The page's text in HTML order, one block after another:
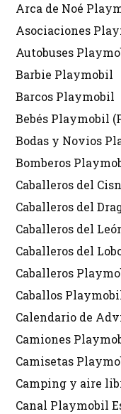
Arca de Noé
Asociaciones
Autobuses
Barbie Playmobil
Barcos Playmobil
Bebés Playmobil
Bodas y Novios
Bomberos
Caballeros del
Caballeros del
Caballeros del
Caballeros del
Caballeros
Caballos
Calendario de
Camiones
Camisetas
Camping y aire
Canal Playmobil